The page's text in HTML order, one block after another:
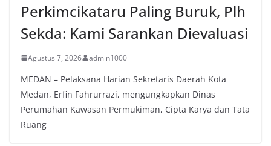
Perkimcikataru Paling Buruk, Plh
Sekda: Kami Sarankan Dievaluasi
Agustus 7, 2026 admin1000
MEDAN – Pelaksana Harian Sekretaris Daerah Kota
Medan, Erfin Fahrurrazi, mengungkapkan Dinas
Perumahan Kawasan Permukiman, Cipta Karya dan Tata
Ruang